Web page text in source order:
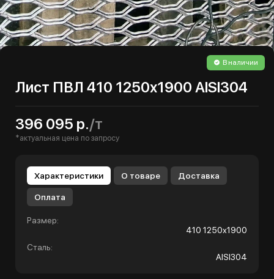
В наличии
Лист ПВЛ 410 1250х1900 AISI304
396 095 р./т
*актуальная цена по запросу
Характеристики О товаре Доставка
Оплата
Размер:
410 1250х1900
Сталь:
AISI304